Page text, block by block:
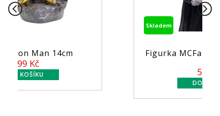
Skladem
Figurka MCFarlane - DC Comics